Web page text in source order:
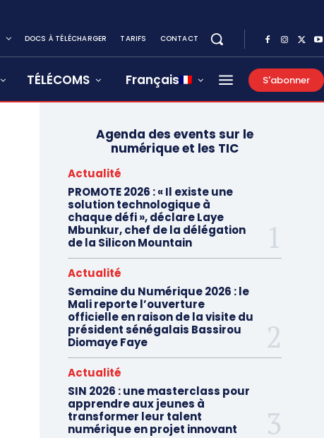
DOCS À TÉLÉCHARGER TARIFS CONTACT
TÉLÉCOMS Français S'abonner
Agenda des events sur le
numérique et les TIC
Actualité
PROMOTE 2026 : « Il existe une
solution technologique à
chaque défi », déclare Laye
Mbunkur, chef de la délégation
de la Silicon Mountain
Actualité
Semaine du Numérique 2026 : le
Mali reporte l’ouverture
officielle en raison de la visite du
président sénégalais Bassirou
Diomaye Faye
Actualité
SIN 2026 : une masterclass pour
apprendre aux jeunes à
transformer leur talent
numérique en projet innovant